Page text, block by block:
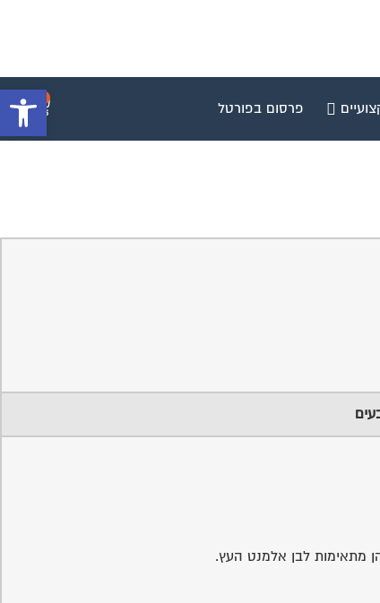
פתח פרסום בפורטל
הן מתאימות לבן אלמנט העץ.